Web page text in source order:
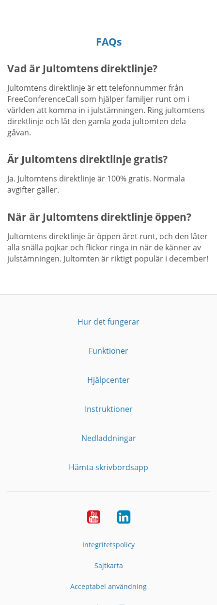
FAQs
Vad är Jultomtens direktlinje?
Jultomtens direktlinje är ett telefonnummer från
FreeConferenceCall som hjälper familjer runt om i
världen att komma in i julstämningen. Ring jultomtens
direktlinje och låt den gamla goda jultomten dela
gåvan.
Är Jultomtens direktlinje gratis?
Ja. Jultomtens direktlinje är 100% gratis. Normala
avgifter gäller.
När är Jultomtens direktlinje öppen?
Jultomtens direktlinje är öppen året runt, och den låter
alla snälla pojkar och flickor ringa in när de känner av
julstämningen. Jultomten är riktigt populär i december!
Hur det fungerar
Funktioner
Hjälpcenter
Instruktioner
Nedladdningar
Hämta skrivbordsapp
YouTubeLinkedIn
Integritetspolicy
Sajtkarta
Acceptabel användning